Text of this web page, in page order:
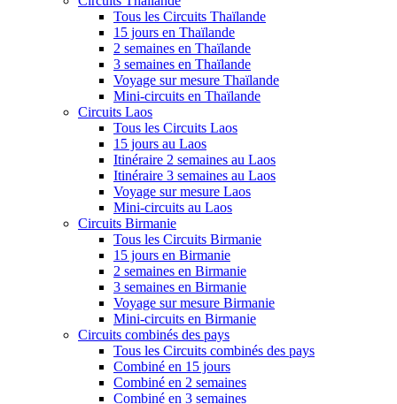
Tous les Circuits Thaïlande
15 jours en Thaïlande
2 semaines en Thaïlande
3 semaines en Thaïlande
Voyage sur mesure Thaïlande
Mini-circuits en Thaïlande
Circuits Laos
Tous les Circuits Laos
15 jours au Laos
Itinéraire 2 semaines au Laos
Itinéraire 3 semaines au Laos
Voyage sur mesure Laos
Mini-circuits au Laos
Circuits Birmanie
Tous les Circuits Birmanie
15 jours en Birmanie
2 semaines en Birmanie
3 semaines en Birmanie
Voyage sur mesure Birmanie
Mini-circuits en Birmanie
Circuits combinés des pays
Tous les Circuits combinés des pays
Combiné en 15 jours
Combiné en 2 semaines
Combiné en 3 semaines